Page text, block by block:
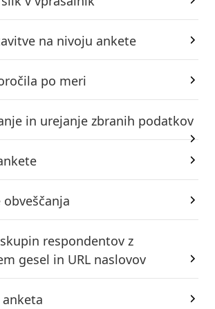
na nivoju ankete
po meri
in urejanje zbranih podatkov
respondentov z
gesel in URL naslovov
anketa